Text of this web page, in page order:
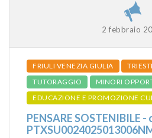
2 febbraio
FRIULI VENEZIA GIULIA
TUTORAGGIO
MINORI
EDUCAZIONE E PROMOZIONE
PENSARE SOSTENIBILE